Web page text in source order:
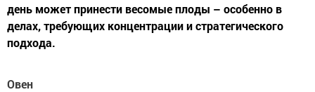
день может принести весомые плоды – особенно в
делах, требующих концентрации и стратегического
подхода.
Овен